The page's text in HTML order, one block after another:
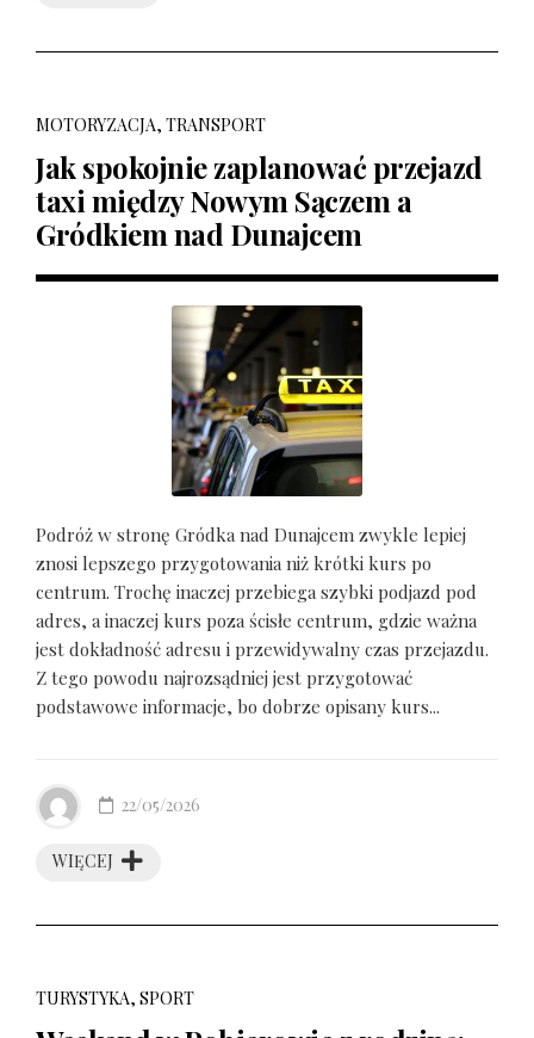
MOTORYZACJA, TRANSPORT
Jak spokojnie zaplanować przejazd
taxi między Nowym Sączem a
Gródkiem nad Dunajcem
Podróż w stronę Gródka nad Dunajcem zwykle lepiej
znosi lepszego przygotowania niż krótki kurs po
centrum. Trochę inaczej przebiega szybki podjazd pod
adres, a inaczej kurs poza ścisłe centrum, gdzie ważna
jest dokładność adresu i przewidywalny czas przejazdu.
Z tego powodu najrozsądniej jest przygotować
podstawowe informacje, bo dobrze opisany kurs...
WIĘCEJ
22/05/2026
TURYSTYKA, SPORT